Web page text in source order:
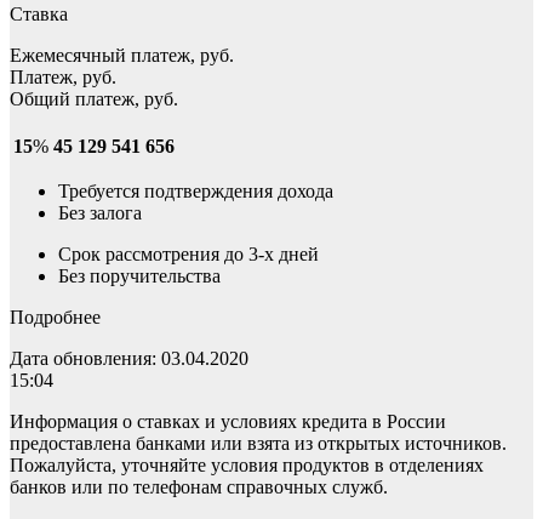
Ставка
Ежемесячный платеж, руб.
Платеж, руб.
Общий платеж, руб.
15% 45 129 541 656
Требуется подтверждения дохода
Без залога
Срок рассмотрения до 3-х дней
Без поручительства
Подробнее
Дата обновления: 03.04.2020
15:04
Информация о ставках и условиях кредита в России
предоставлена банками или взята из открытых источников.
Пожалуйста, уточняйте условия продуктов в отделениях
банков или по телефонам справочных служб.